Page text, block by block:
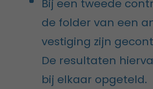
Bij een tweede
de folder van een
vestiging zijn
De resultaten
bij elkaar opgeteld.